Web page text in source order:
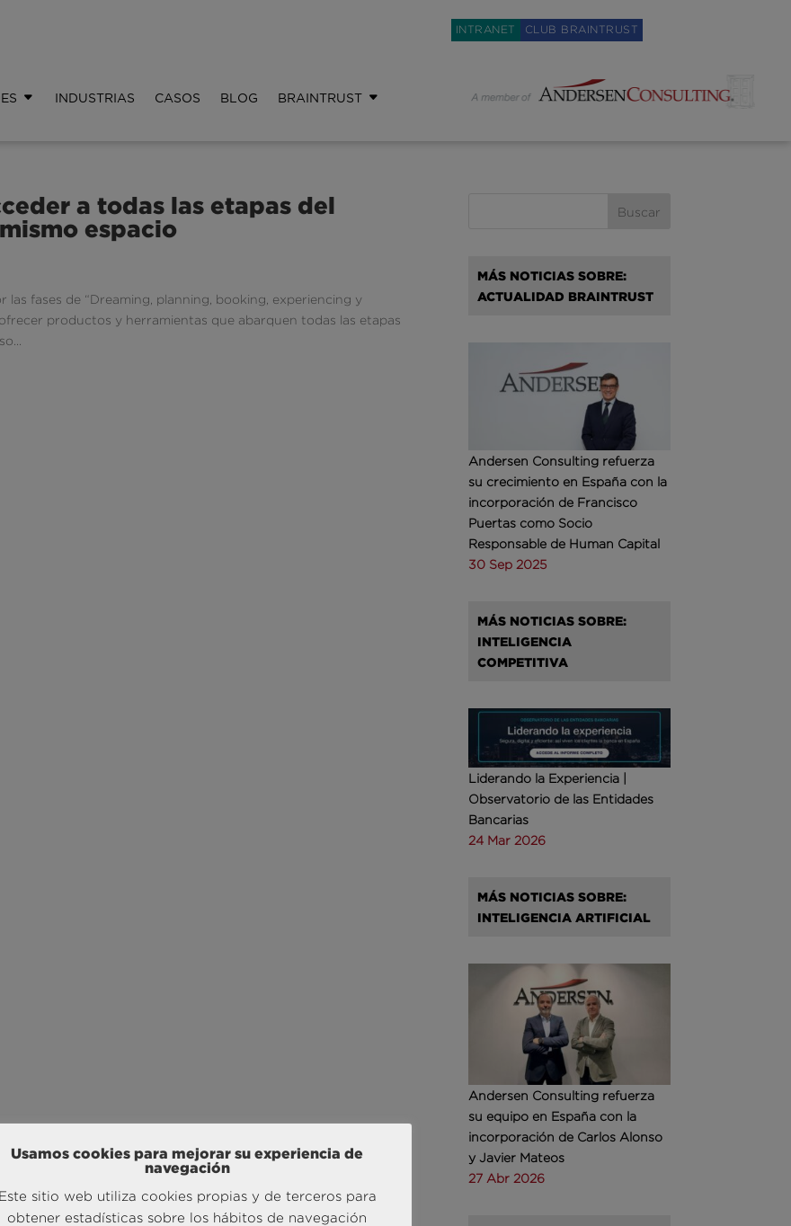
INTRANET CLUB BRAINTRUST
INDUSTRIAS CASOS BLOG BRAINTRUST
a todas las etapas del
espacio
fases de “Dreaming, planning, booking, experiencing y
productos y herramientas que abarquen todas las etapas
MÁS NOTICIAS SOBRE:
ACTUALIDAD BRAINTRUST
Andersen Consulting refuerza
su crecimiento en España con la
incorporación de Francisco
Puertas como Socio
Responsable de Human Capital
30 Sep 2025
MÁS NOTICIAS SOBRE:
INTELIGENCIA
COMPETITIVA
Liderando la Experiencia |
Observatorio de las Entidades
Bancarias
24 Mar 2026
MÁS NOTICIAS SOBRE:
INTELIGENCIA ARTIFICIAL
Andersen Consulting refuerza
su equipo en España con la
incorporación de Carlos Alonso
y Javier Mateos
27 Abr 2026
Usamos cookies para mejorar su experiencia de
navegación
Este sitio web utiliza cookies propias y de terceros para
obtener estadísticas sobre los hábitos de navegación